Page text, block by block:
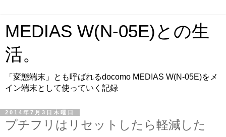
MEDIAS W(N-05E)との生
活。
「変態端末」とも呼ばれるdocomo MEDIAS W(N-05E)をメ
イン端末として使っていく記録
2014年7月3日木曜日
プチフリはリセットしたら軽減した